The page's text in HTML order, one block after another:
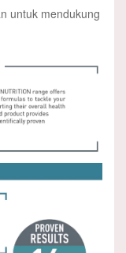
untuk mendukung